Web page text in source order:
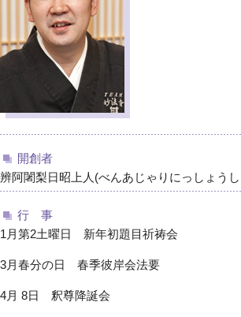
開創者
辨阿闍梨日昭上人(べんあじゃりにっしょう
行 事
1月第2土曜日 新年初題目祈祷会
3月春分の日 春季彼岸会法要
4月 8日 釈尊降誕会